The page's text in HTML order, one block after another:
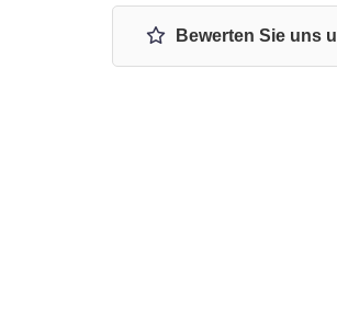
Bewerten Sie uns